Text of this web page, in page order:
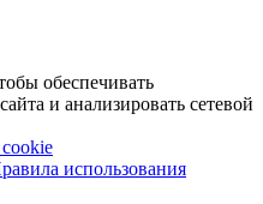
обеспечивать
и анализировать сетевой
использования